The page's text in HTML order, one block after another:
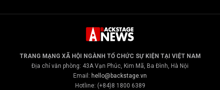
TRANG MẠNG XÃ HỘI NGÀNH TỔ CHỨC SỰ KIỆN TẠI VIỆT NAM
Địa chỉ văn phòng: 43A Vạn Phúc, Kim Mã, Ba Đình, Hà Nội
Email: hello@backstage.vn
Hotline: (+84)8 1800 6389